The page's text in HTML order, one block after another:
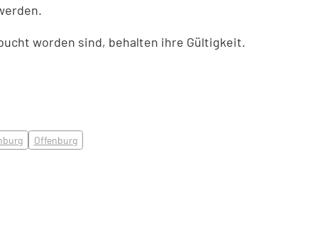
worden sind, behalten ihre Gültigkeit.
Offenburg